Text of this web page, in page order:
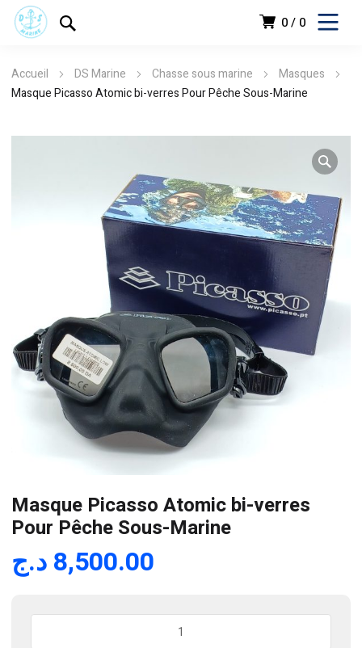
0 0
Accueil DS Marine Chasse sous marine
Masques
Masque Picasso Atomic bi-verres Pour Pêche Sous-Marine
Masque Picasso Atomic bi-verres
Pour Pêche Sous-Marine
8,500.00د.ج